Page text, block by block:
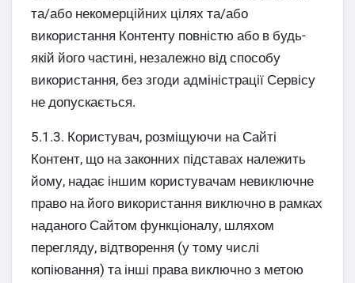
та/або некомерційних цілях та/або
використання Контенту повністю або в будь-
якій його частині, незалежно від способу
використання, без згоди адміністрації Сервісу
не допускається.
5.1.3. Користувач, розміщуючи на Сайті
Контент, що на законних підставах належить
йому, надає іншим користувачам невиключне
право на його використання виключно в рамках
наданого Сайтом функціоналу, шляхом
перегляду, відтворення (у тому числі
копіювання) та інші права виключно з метою